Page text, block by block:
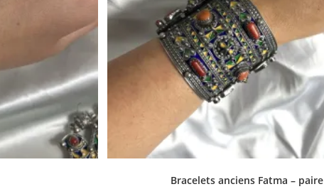
Bracelets anciens Fatma – paire